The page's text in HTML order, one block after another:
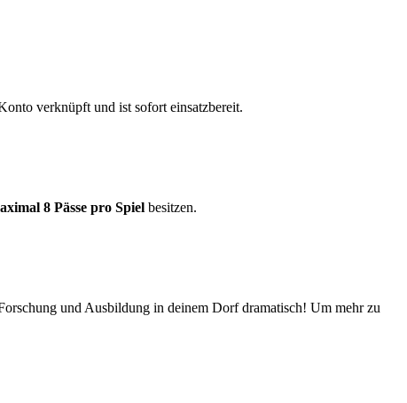
verknüpft und ist sofort einsatzbereit.
8 Pässe pro Spiel besitzen.
und Ausbildung in deinem Dorf dramatisch! Um mehr zu